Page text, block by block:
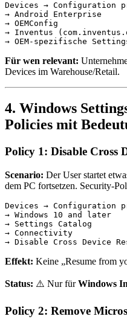
Devices → Configuration
→ Android Enterprise
→ OEMConfig
→ Inventus
Für wen relevant:
Devices im Warehouse/Retail.
4. Windows
Policies mit
Policy 1: Disable Cross
Scenario: Der User startet
dem PC fortsetzen. Security-
Devices → Configuration
→ Windows 10 and later
→ Settings Catalog
→ Connectivity
Effekt: Keine „Resume from
Status: ⚠️ Nur fürWindows
Policy 2: Remove